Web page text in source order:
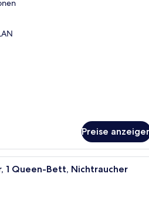
Preise
Ein Schlafzimmer mit einem
1 Queen-Bett, Nichtraucher